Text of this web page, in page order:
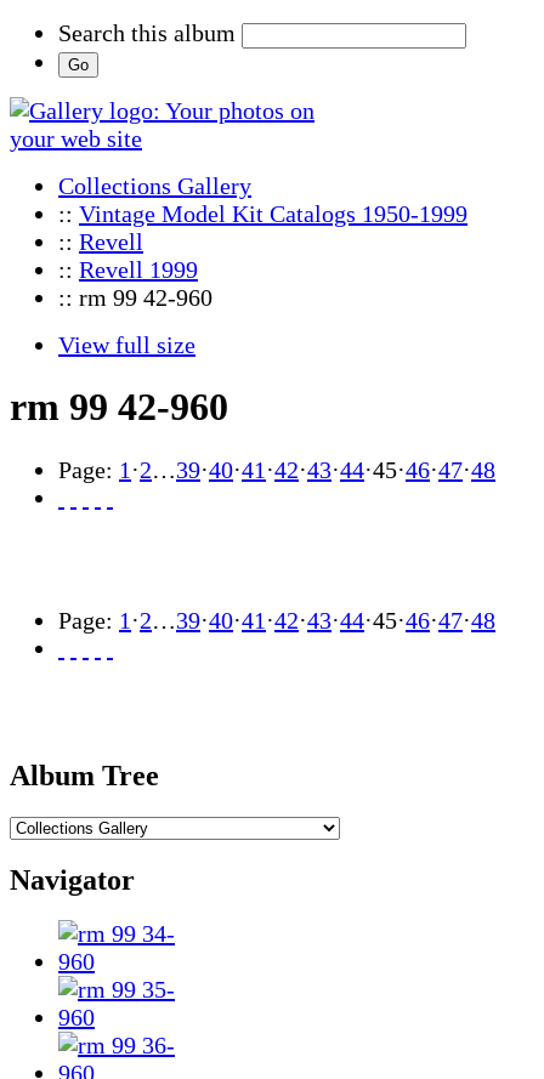
Search this album
Collections Gallery
:: Vintage Model Kit Catalogs 1950-1999
:: Revell
:: Revell 1999
:: rm 99 42-960
View full size
rm 99 42-960
Page: 1 ·2…39·40·41 ·42·43·44·45·46·47·48
Page: 1 ·2…39·40·41 ·42·43·44·45·46·47·48
Album Tree
Navigator